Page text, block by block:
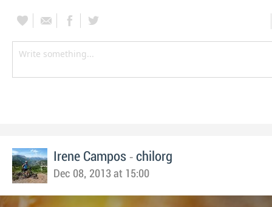
Irene Campos - chilorg
Dec 08, 2013 at 15:00